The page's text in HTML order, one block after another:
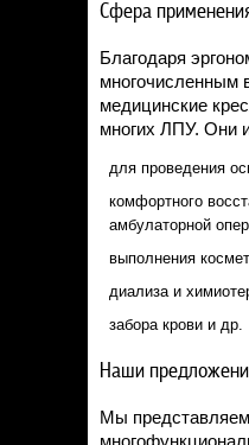
Сфера
Благодаря
многочисленным
медицинские
многих ЛПУ. Они
для проведения
комфортного
амбулаторной
выполнения
диализа и
забора крови и др.
Наши
Мы